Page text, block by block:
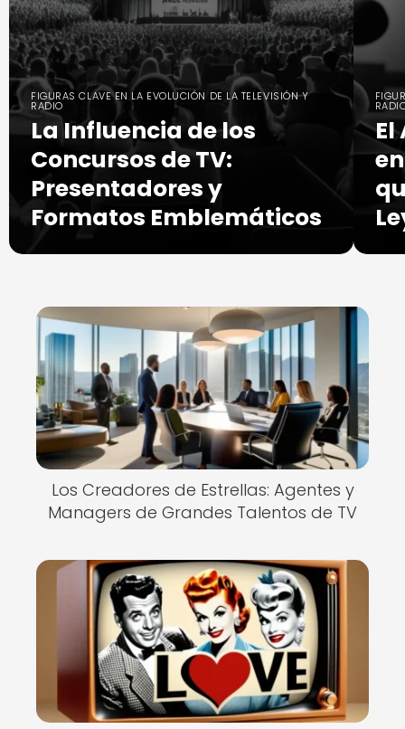
FIGURAS CLAVE EN LA EVOLUCIÓN DE LA TELEVISIÓN Y
RADIO
La Influencia de los
Concursos de TV:
Presentadores y
Formatos Emblemáticos
El
Los Creadores de Estrellas: Agentes y
Managers de Grandes Talentos de TV